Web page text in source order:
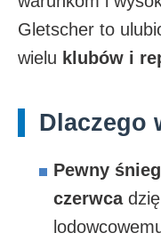
Gletscher to
wielu klubów i
Dlaczego
Pewny
czerwca